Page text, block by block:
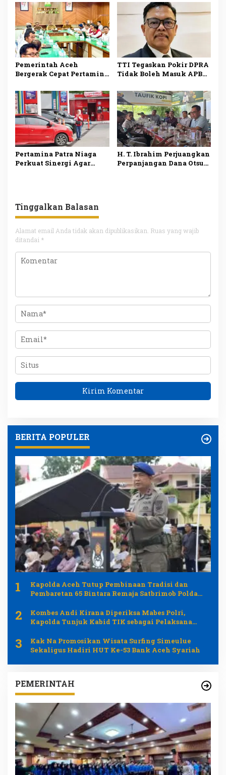
Bencana di Simeulue Sawah dan Kebun di Aceh
Pemerintah Aceh
Bergerak Cepat Pertamina
untuk Atasi Antrean
TTI Tegaskan Pokir DPRA
Tidak Boleh Masuk APBA
Musrenbang
Pertamina Patra Niaga
Perkuat Sinergi Agar
H. T. Ibrahim Perjuangkan
Perpanjangan Dana Otsus
Tinggalkan Balasan
Alamat email Anda tidak akan dipublikasikan. Ruas yang wajib
ditandai *
BERITA POPULER
1
Kapolda Aceh Tutup Pembinaan Tradisi dan
Pembaretan 65 Bintara Remaja Satbrimob Polda
2
Kombes Andi Kirana Diperiksa Mabes Polri,
Kapolda Tunjuk Kabid TIK sebagai Pelaksana
3
Kak Na Promosikan Wisata Surfing Simeulue
Sekaligus Hadiri HUT Ke-53 Bank Aceh Syariah
PEMERINTAH